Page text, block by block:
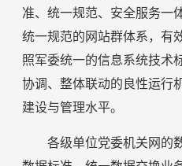
准、统一规范、安全服务一
统一规范的网站群体系，有
照军委统一的信息系统技术
协调、整体联动的良性运行
建设与管理水平。
各级单位党委机关网的